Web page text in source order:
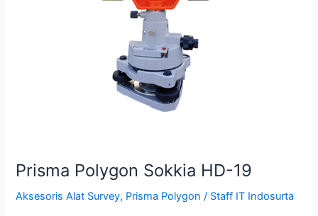
Prisma Polygon Sokkia HD-19
Aksesoris Alat Survey, Prisma Polygon / Staff IT Indosurta